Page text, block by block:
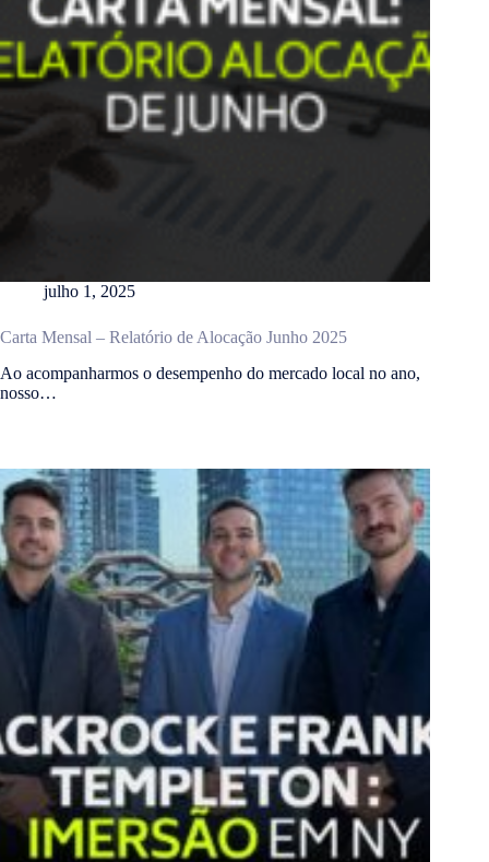
julho 1, 2025
Carta Mensal – Relatório de Alocação Junho 2025
Ao acompanharmos o desempenho do mercado local no ano,
nosso…